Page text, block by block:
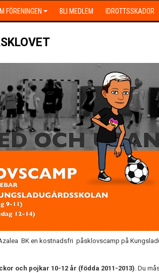
FÖRENINGEN BLI MEDLEM IDROTTSSKADOR
BK en kostnadsfri påsklovscamp på
och pojkar 10-12 år (födda 2011-2013). Du